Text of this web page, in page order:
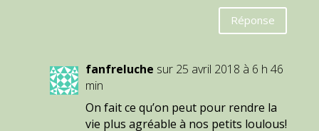
Réponse
fanfreluche sur 25 avril 2018 à 6 h 46
min
On fait ce qu’on peut pour rendre la
vie plus agréable à nos petits loulous!